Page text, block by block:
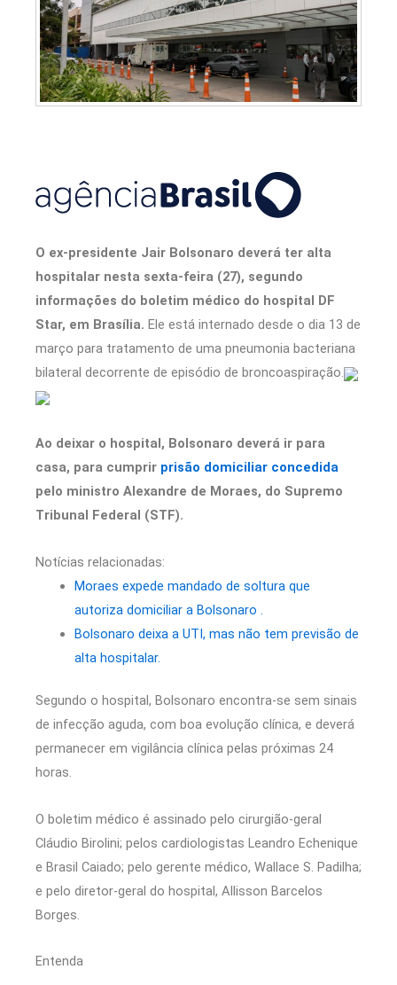
O ex-presidente Jair Bolsonaro deverá ter alta
hospitalar nesta sexta-feira (27), segundo
informações do boletim médico do hospital DF
Star, em Brasília. Ele está internado desde o dia 13 de
março para tratamento de uma pneumonia bacteriana
bilateral decorrente de episódio de broncoaspiração.
Ao deixar o hospital, Bolsonaro deverá ir para
casa, para cumprir prisão domiciliar concedida
pelo ministro Alexandre de Moraes, do Supremo
Tribunal Federal (STF).
Notícias relacionadas:
Moraes expede mandado de soltura que
autoriza domiciliar a Bolsonaro .
Bolsonaro deixa a UTI, mas não tem previsão de
alta hospitalar.
Segundo o hospital, Bolsonaro encontra-se sem sinais
de infecção aguda, com boa evolução clínica, e deverá
permanecer em vigilância clínica pelas próximas 24
horas.
O boletim médico é assinado pelo cirurgião-geral
Cláudio Birolini; pelos cardiologistas Leandro Echenique
e Brasil Caiado; pelo gerente médico, Wallace S. Padilha;
e pelo diretor-geral do hospital, Allisson Barcelos
Borges.
Entenda